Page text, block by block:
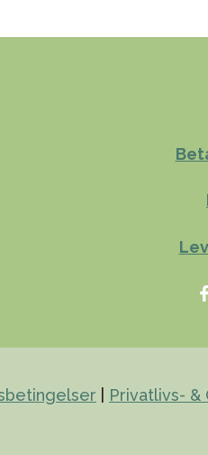
Privatlivs- &